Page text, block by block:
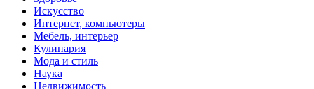
Искусство
Интернет, компьютеры
Мебель, интерьер
Кулинария
Мода и стиль
Наука
Недвижимость